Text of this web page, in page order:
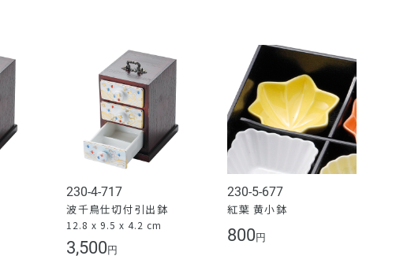
230-4-717
波千鳥仕切付引出鉢
12.8 x 9.5 x 4.2 cm
3,500 円
230-5-677
紅葉 黄小鉢
800 円